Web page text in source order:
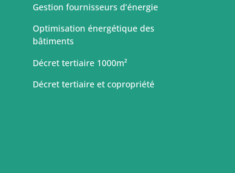
Gestion fournisseurs d’énergie
Optimisation énergétique des
bâtiments
Décret tertiaire 1000m²
Décret tertiaire et copropriété